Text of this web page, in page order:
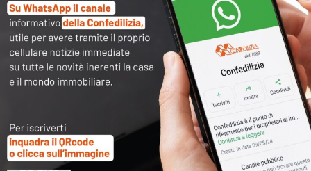
5.11.25_Studioaperto
Articoli collegati